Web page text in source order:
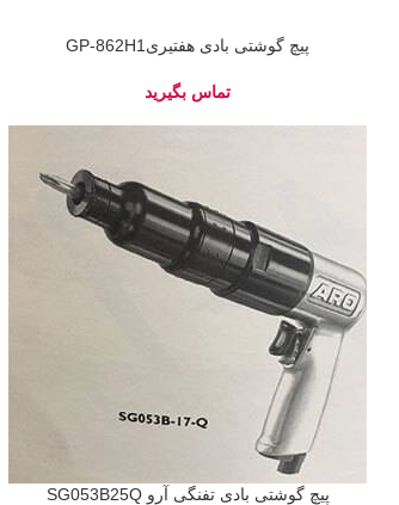
پیچ گوشتی بادی هفتیریGP-862H1
پیچ گوشتی بادی تفنگی آرو SG053B25Q